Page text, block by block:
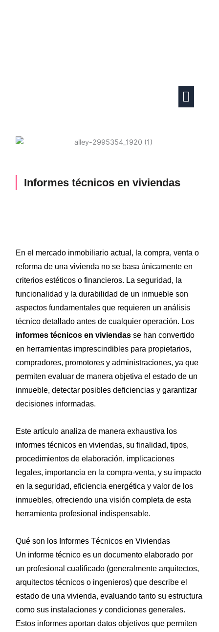
Informes técnicos en viviendas
En el mercado inmobiliario actual, la compra, venta o
reforma de una vivienda no se basa únicamente en
criterios estéticos o financieros. La seguridad, la
funcionalidad y la durabilidad de un inmueble son
aspectos fundamentales que requieren un análisis
técnico detallado antes de cualquier operación. Los
informes técnicos en viviendas se han convertido
en herramientas imprescindibles para propietarios,
compradores, promotores y administraciones, ya que
permiten evaluar de manera objetiva el estado de un
inmueble, detectar posibles deficiencias y garantizar
decisiones informadas.
Este artículo analiza de manera exhaustiva los
informes técnicos en viviendas, su finalidad, tipos,
procedimientos de elaboración, implicaciones
legales, importancia en la compra-venta, y su impacto
en la seguridad, eficiencia energética y valor de los
inmuebles, ofreciendo una visión completa de esta
herramienta profesional indispensable.
Qué son los Informes Técnicos en Viviendas
Un informe técnico es un documento elaborado por
un profesional cualificado (generalmente arquitectos,
arquitectos técnicos o ingenieros) que describe el
estado de una vivienda, evaluando tanto su estructura
como sus instalaciones y condiciones generales.
Estos informes aportan datos objetivos que permiten